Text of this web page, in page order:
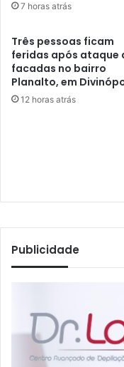
7 horas atrás
Três pessoas ficam
feridas após ataque
facadas no bairro
Planalto, em
12 horas atrás
Publicidade